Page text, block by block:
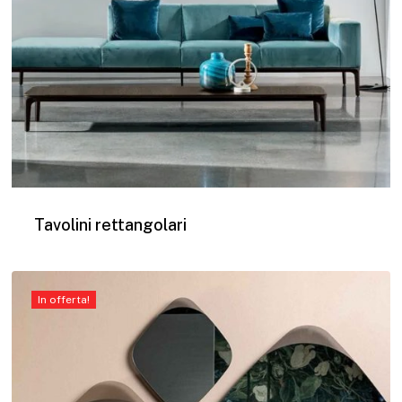
Tavolini rettangolari
In offerta!